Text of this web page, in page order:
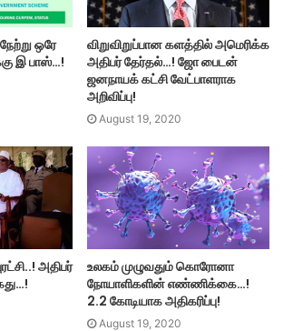
ஒரே
இ பாஸ்…!
விறுவிறுப்பான களத்தில் அமெரிக்க
அதிபர் தேர்தல்…! ஜோ பைடன்
ஜனநாயக் கட்சி வேட்பாளராக
அறிவிப்பு!
August 19, 2020
அதிபர்
உலகம் முழுவதும் கொரோனா
நோயாளிகளின் எண்ணிக்கை…!
2.2 கோடியாக அதிகரிப்பு!
August 19, 2020